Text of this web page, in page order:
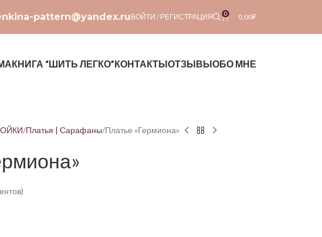
pattern@yandex.ruВОЙТИ / РЕГИСТРАЦИЯ 0 0,00₽
КНИГА “ШИТЬ ЛЕГКО”КОНТАКТЫОТЗЫВЫОБО МНЕ
Платья | Сарафаны Платье «Гермиона»